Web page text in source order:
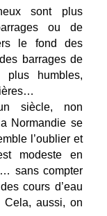
sont plus
ou de
le fond des
barrages de
humbles,
siècle, non
Normandie se
l’oublier et
modeste en
sans compter
cours d’eau
Cela, aussi, on